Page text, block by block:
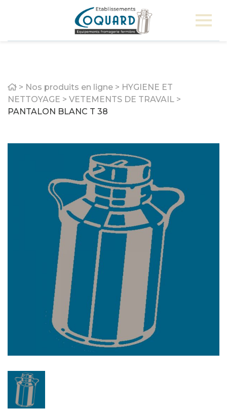
Home
> Nos produits en ligne > HYGIENE ET
NETTOYAGE > VETEMENTS DE TRAVAIL >
PANTALON BLANC T 38